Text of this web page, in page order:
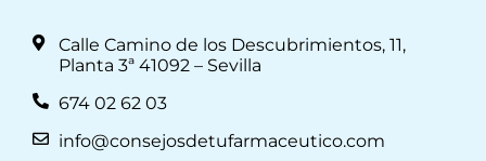
Calle Camino de los Descubrimientos, 11,
Planta 3ª 41092 – Sevilla
674 02 62 03
info@consejosdetufarmaceutico.com